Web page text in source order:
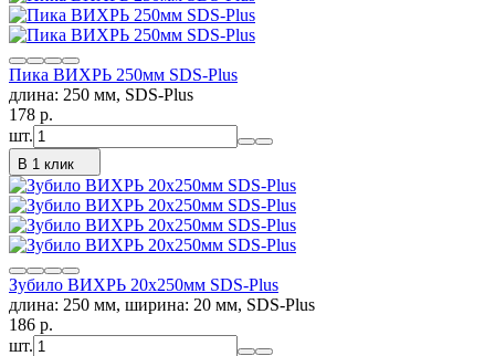
Пика ВИХРЬ 250мм SDS-Plus
длина: 250 мм, SDS-Plus
178 p.
шт.
В 1 клик
Зубило ВИХРЬ 20x250мм SDS-Plus
длина: 250 мм, ширина: 20 мм, SDS-Plus
186 p.
шт.